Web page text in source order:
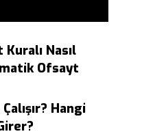
Nasıl
Ofsayt
Hangi